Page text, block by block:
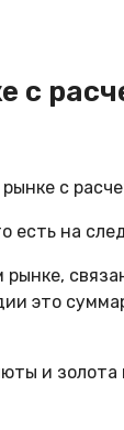
с
есть на
это
и